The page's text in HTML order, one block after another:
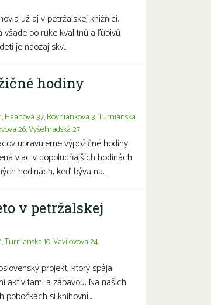
už aj v petržalskej knižnici.
všade po ruke kvalitnú a ľúbivú
je naozaj skv...
hodiny
,Haanova 37,Rovniankova 3,Turnianska
26,Vyšehradská 27
upravujeme výpožičné hodiny.
viac v dopoludňajších hodinách
hodinách, keď býva na...
v petržalskej
,Turnianska 10,Vavilovova 24,
projekt, ktorý spája
aktivitami a zábavou. Na našich
si knihovní...